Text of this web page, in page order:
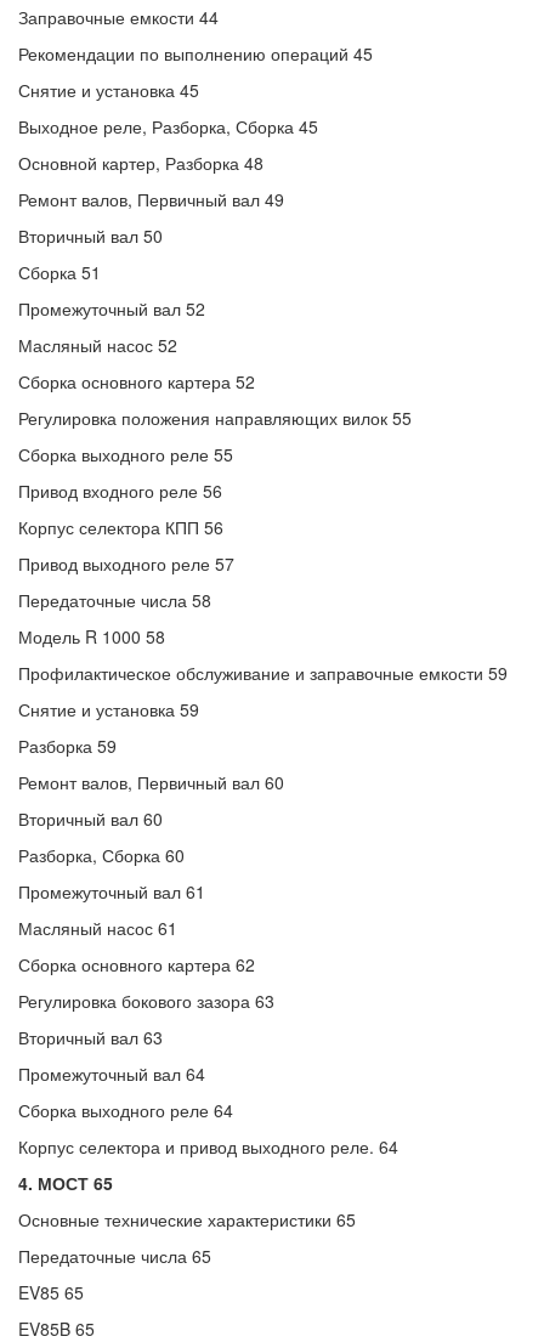
Заправочные емкости 44
Рекомендации по выполнению операций 45
Снятие и установка 45
Выходное реле, Разборка, Сборка 45
Основной картер, Разборка 48
Ремонт валов, Первичный вал 49
Вторичный вал 50
Сборка 51
Промежуточный вал 52
Масляный насос 52
Сборка основного картера 52
Регулировка положения направляющих вилок 55
Сборка выходного реле 55
Привод входного реле 56
Корпус селектора КПП 56
Привод выходного реле 57
Передаточные числа 58
Модель R 1000 58
Профилактическое обслуживание и заправочные емкости 59
Снятие и установка 59
Разборка 59
Ремонт валов, Первичный вал 60
Вторичный вал 60
Разборка, Сборка 60
Промежуточный вал 61
Масляный насос 61
Сборка основного картера 62
Регулировка бокового зазора 63
Вторичный вал 63
Промежуточный вал 64
Сборка выходного реле 64
Корпус селектора и привод выходного реле. 64
4. МОСТ 65
Основные технические характеристики 65
Передаточные числа 65
EV85 65
EV85B 65